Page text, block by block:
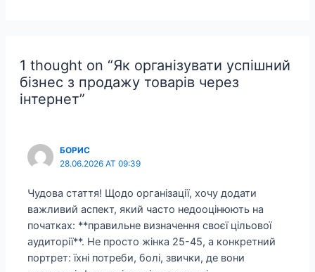
1 thought on “Як організувати успішний
бізнес з продажу товарів через
інтернет”
БОРИС
28.06.2026 AT 09:39
Чудова стаття! Щодо організації, хочу додати
важливий аспект, який часто недооцінюють на
початках: **правильне визначення своєї цільової
аудиторії**. Не просто жінка 25-45, а конкретний
портрет: їхні потреби, болі, звички, де вони